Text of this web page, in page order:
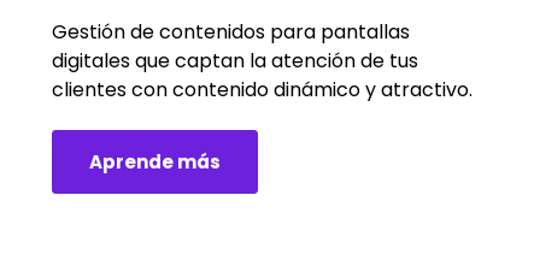
Gestión de contenidos para pantallas
digitales que captan la atención de tus
clientes con contenido dinámico y atractivo.
Aprende más